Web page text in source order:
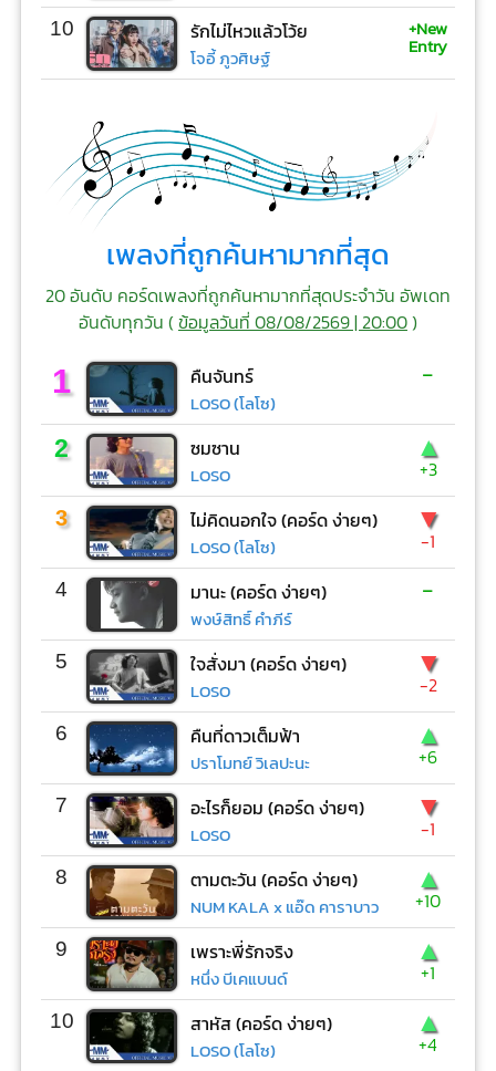
10 รักไม่ไหวแล้วโว้ย
โจอี้ ภูวศิษฐ์
+New
Entry
เพลงที่ถูกค้นหามากที่สุด
20 อันดับ คอร์ดเพลงที่ถูกค้นหามากที่สุดประจำวัน อัพเดท
อันดับทุกวัน (ข้อมูลวันที่ 08/08/2569 | 20:00)
1 คืนจันทร์
LOSO (โลโซ)
-
2 ซมซาน
LOSO
▲
+3
3 ไม่คิดนอกใจ (คอร์ด ง่ายๆ)
LOSO (โลโซ)
▼
-1
4 มานะ (คอร์ด ง่ายๆ)
พงษ์สิทธิ์ คำภีร์
-
5 ใจสั่งมา (คอร์ด ง่ายๆ)
LOSO
▼
-2
6 คืนที่ดาวเต็มฟ้า
ปราโมทย์ วิเลปะนะ
▲
+6
7 อะไรก็ยอม (คอร์ด ง่ายๆ)
LOSO
▼
-1
8 ตามตะวัน (คอร์ด ง่ายๆ)
NUM KALA x แอ๊ด คาราบาว
▲
+10
9 เพราะพี่รักจริง
หนึ่ง บีเคแบนด์
▲
+1
10 สาหัส (คอร์ด ง่ายๆ)
LOSO (โลโซ)
▲
+4